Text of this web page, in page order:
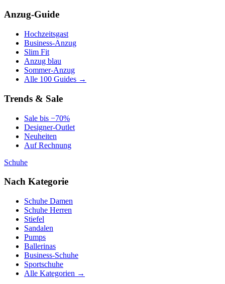
Anzug-Guide
Hochzeitsgast
Business-Anzug
Slim Fit
Anzug blau
Sommer-Anzug
Alle 100 Guides →
Trends & Sale
Sale bis −70%
Designer-Outlet
Neuheiten
Auf Rechnung
Schuhe
Nach Kategorie
Schuhe Damen
Schuhe Herren
Stiefel
Sandalen
Pumps
Ballerinas
Business-Schuhe
Sportschuhe
Alle Kategorien →